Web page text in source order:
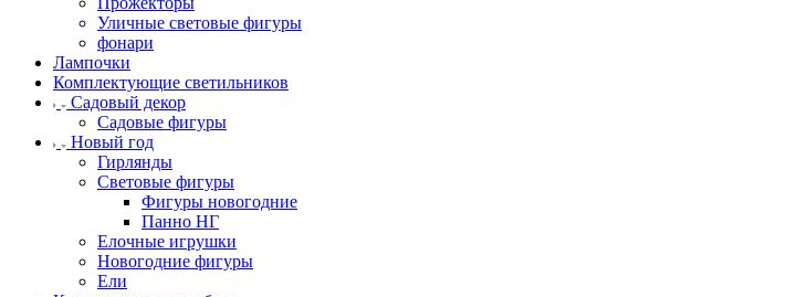
Уличные световые фигуры
фонари
Лампочки
Комплектующие светильников
Садовый декор
Садовые фигуры
Новый год
Гирлянды
Световые фигуры
Фигуры новогодние
Панно НГ
Елочные игрушки
Новогодние фигуры
Ели